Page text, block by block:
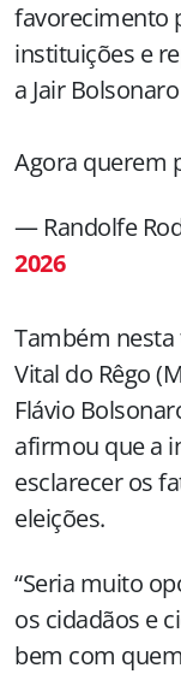
favorecimento
instituições e
a Jair
Agora querem
— Randolfe
2026
Também nesta
Vital do Rêgo
Flávio
afirmou que a
esclarecer os
eleições.
“Seria muito
os cidadãos e
bem com